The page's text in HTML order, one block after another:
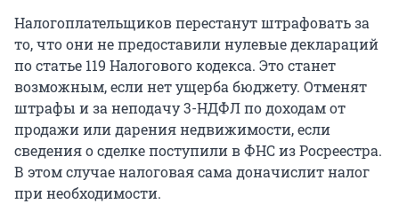
Налогоплательщиков перестанут штрафовать за
то, что они не предоставили нулевые деклараций
по статье 119 Налогового кодекса. Это станет
возможным, если нет ущерба бюджету. Отменят
штрафы и за неподачу 3-НДФЛ по доходам от
продажи или дарения недвижимости, если
сведения о сделке поступили в ФНС из Росреестра.
В этом случае налоговая сама доначислит налог
при необходимости.